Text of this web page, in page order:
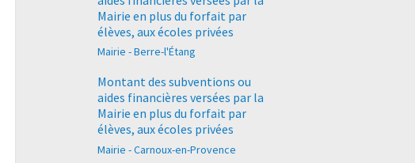
Mairie en plus du forfait par
élèves, aux écoles privées
Mairie - Berre-l'Étang
Montant des subventions ou
aides financières versées par la
Mairie en plus du forfait par
élèves, aux écoles privées
Mairie - Carnoux-en-Provence